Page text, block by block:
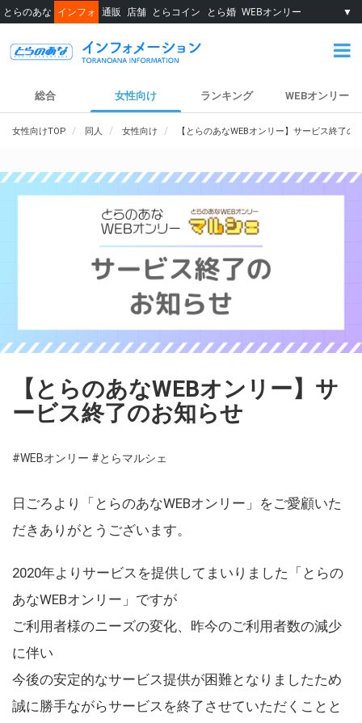
とらのあな インフォ 通販 店舗 とらコイン とら婚 WEBオンリー ▼
総合 女性向け ランキング WEBオンリー
女性向けTOP 同人 女性向け 【とらのあなWEBオンリー】サービス終了の
【とらのあなWEBオンリー】サ
ービス終了のお知らせ
#WEBオンリー #とらマルシェ
日ごろより「とらのあなWEBオンリー」をご愛顧いた
だきありがとうございます。
2020年よりサービスを提供してまいりました「とらの
あなWEBオンリー」ですが
ご利用者様のニーズの変化、昨今のご利用者数の減少
に伴い
今後の安定的なサービス提供が困難となりましたため
誠に勝手ながらサービスを終了させていただくことと